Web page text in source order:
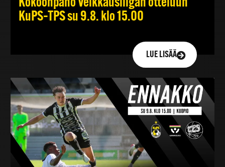
Kokoonpano Veikkausliigan otteluun
KuPS–TPS su 9.8. klo 15.00
LUE LISÄÄ